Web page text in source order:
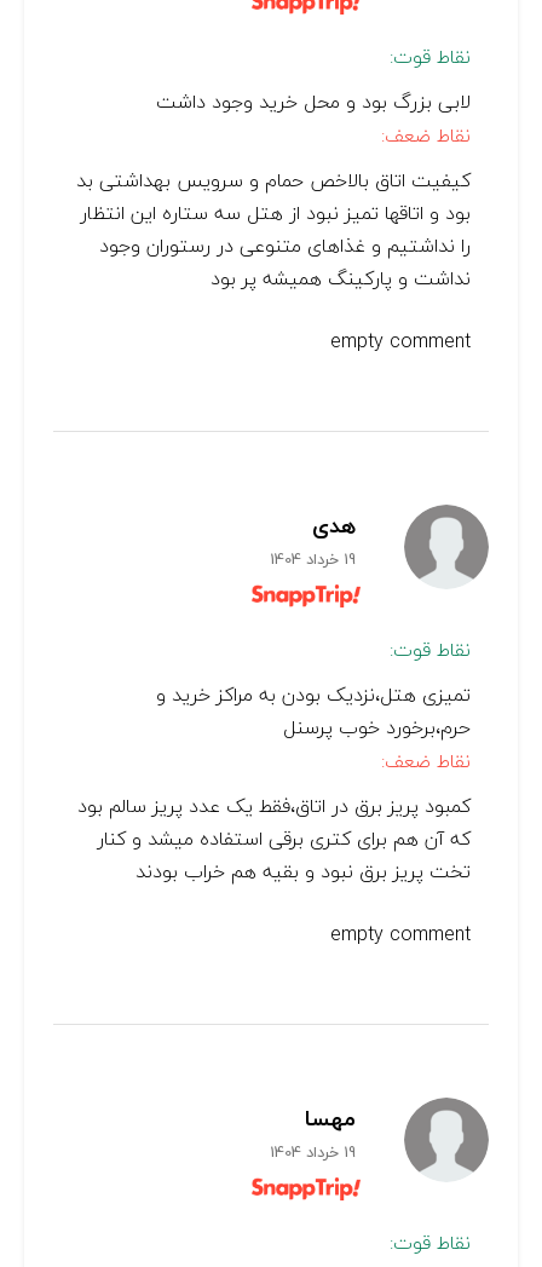
نقاط قوت:
لابی بزرگ بود و محل خرید وجود داشت
نقاط ضعف:
کیفیت اتاق بالاخص حمام و سرویس بهداشتی بد
بود و اتاقها تمیز نبود از هتل سه ستاره این انتظار
را نداشتیم و غذاهای متنوعی در رستوران وجود
نداشت و پارکینگ همیشه پر بود
empty comment
هدی
19 خرداد 1404
نقاط قوت:
تمیزی هتل،نزدیک بودن به مراکز خرید و
حرم،برخورد خوب پرسنل
نقاط ضعف:
کمبود پریز برق در اتاق،فقط یک عدد پریز سالم بود
که آن هم برای کتری برقی استفاده میشد و کنار
تخت پریز برق نبود و بقیه هم خراب بودند
empty comment
مهسا
19 خرداد 1404
نقاط قوت: